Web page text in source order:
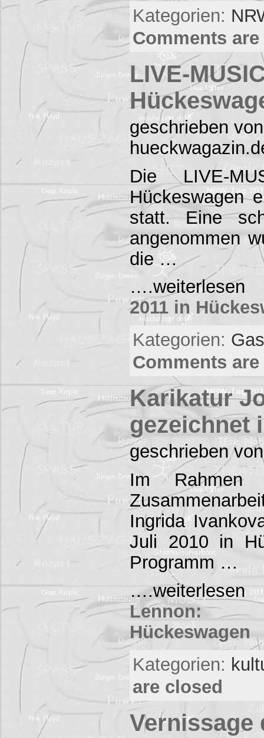
Kategorien:
Comments
LIVE-
geschrieben
Die LIVE-
Hückeswagen
statt. Eine
angenommen
die …
2011 in
Kategorien:
Comments
Karikatur
gezeichnet
geschrieben
Im Rahmen
Ingrida
Juli 2010 in
Programm …
Lennon:
Hückeswagen
Kategorien:
are closed
Vernissage